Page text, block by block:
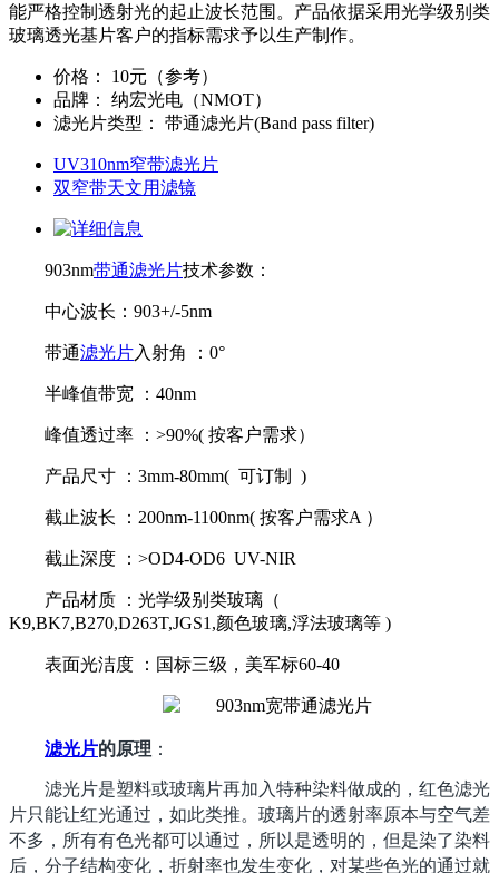
能严格控制透射光的起止波长范围。产品依据采用光学级别类
玻璃透光基片客户的指标需求予以生产制作。
价格 ：
10元（参考）
品牌 ：
纳宏光电（NMOT）
滤光片类型 ： 带通滤光片(Band pass filter)
UV310nm窄带滤光片
双窄带天文用滤镜
903nm带通滤光片技术参数：
中心波长：903+/-5nm
带通滤光片入射角 ：0°
半峰值带宽 ：40nm
峰值透过率 ：>90%( 按客户需求）
产品尺寸 ：3mm-80mm( 可订制 )
截止波长 ：200nm-1100nm( 按客户需求A ）
截止深度 ：>OD4-OD6 UV-NIR
产品材质 ：光学级别类玻璃（
K9,BK7,B270,D263T,JGS1,颜色玻璃,浮法玻璃等 )
表面光洁度 ：国标三级，美军标60-40
滤光片的原理 ：
滤光片是塑料或玻璃片再加入特种染料做成的，红色滤光
片只能让红光通过，如此类推。玻璃片的透射率原本与空气差
不多，所有有色光都可以通过，所以是透明的，但是染了染料
后，分子结构变化，折射率也发生变化，对某些色光的通过就